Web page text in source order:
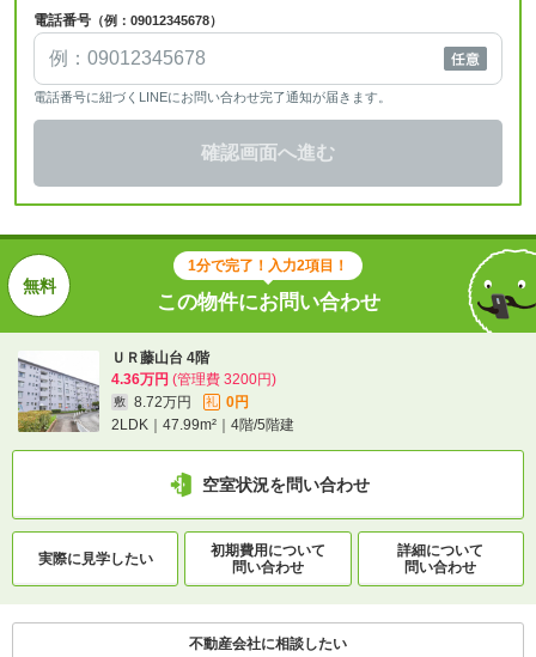
電話番号 （例：09012345678）
電話番号に紐づくLINEにお問い合わせ完了通知が届きます。
確認画面へ進む
1分で完了！入力2項目！
この物件にお問い合わせ
ＵＲ藤山台 4階
4.36万円 (管理費 3200円)
敷 8.72万円 礼
0円
2LDK｜47.99m²｜4階/5階建
空室状況を問い合わせ
実際に見学したい
初期費用について
問い合わせ
詳細について
問い合わせ
不動産会社に相談したい